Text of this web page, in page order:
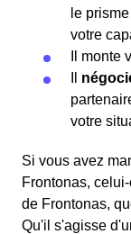
le
votre
Il monte
votre
Si vous avez
Frontonas,
de Frontonas,
Qu'il s'agisse